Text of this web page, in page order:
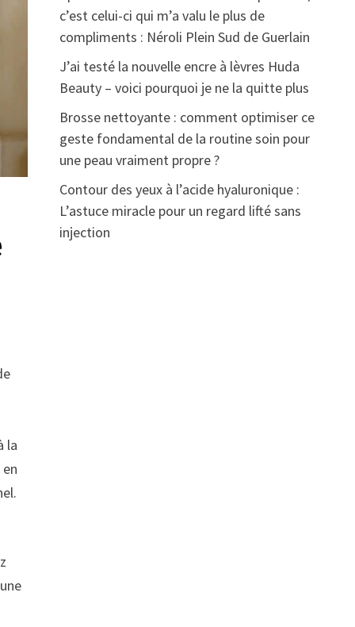
la
c’est celui-ci qui m’a valu le plus de
compliments : Néroli Plein Sud de Guerlain
J’ai testé la nouvelle encre à lèvres Huda
Beauty – voici pourquoi je ne la quitte plus
Brosse nettoyante : comment optimiser ce
geste fondamental de la routine soin pour
une peau vraiment propre ?
Contour des yeux à l’acide hyaluronique :
L’astuce miracle pour un regard lifté sans
injection